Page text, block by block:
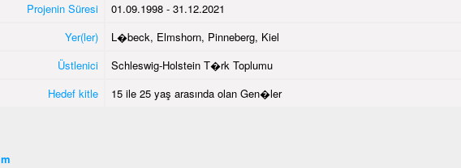
Projenin Süresi
01.09.1998 - 31.12.2021
Yer(ler)
L�beck, Elmshorn, Pinneberg, Kiel
Üstlenici
Schleswig-Holstein T�rk Toplumu
Hedef kitle
15 ile 25 yaş arasında olan Gen�ler